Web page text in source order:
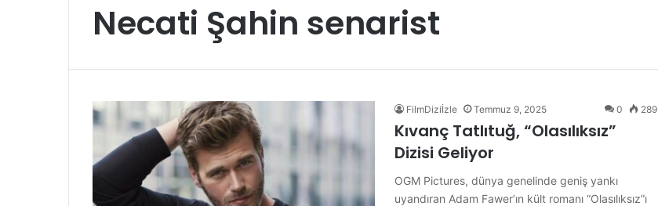
Necati Şahin senarist
FilmDiziİzle Temmuz 9, 2025 0 289
Kıvanç Tatlıtuğ, “Olasılıksız”
Dizisi Geliyor
OGM Pictures, dünya genelinde geniş yankı
uyandıran Adam Fawer’ın kült romanı “Olasılıksız”ı